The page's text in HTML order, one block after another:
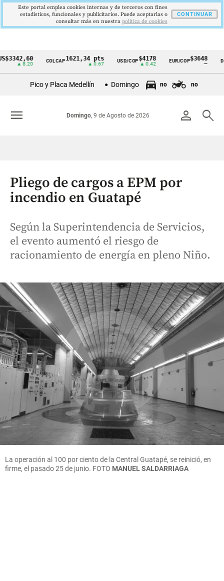
Cintillo
Colombia
▲ 8.20
COLCAP1621,34 pts
▲ 0.67
USD/COP$4178
▲ 0.42
EUR/COP$3648
Pico y Placa Medellín Domingo no no
person search
Domingo, 9 de Agosto de 2026
menu
Pliego de cargos a EPM por
incendio en Guatapé
Según la Superintendencia de Servicios,
el evento aumentó el riesgo de
racionamiento de energía en pleno Niño.
La operación al 100 por ciento de la Central Guatapé, se reinició, en
firme, el pasado 25 de junio. FOTO MANUEL SALDARRIAGA
Este portal emplea cookies internas y de terceros con fines
estadísticos, funcionales y publicitarios. Puede aceptarlas o
consultar más en nuestra politica de cookies
CONTINUAR